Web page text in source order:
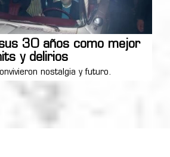
30 años como mejor
y delirios
nostalgia y futuro.